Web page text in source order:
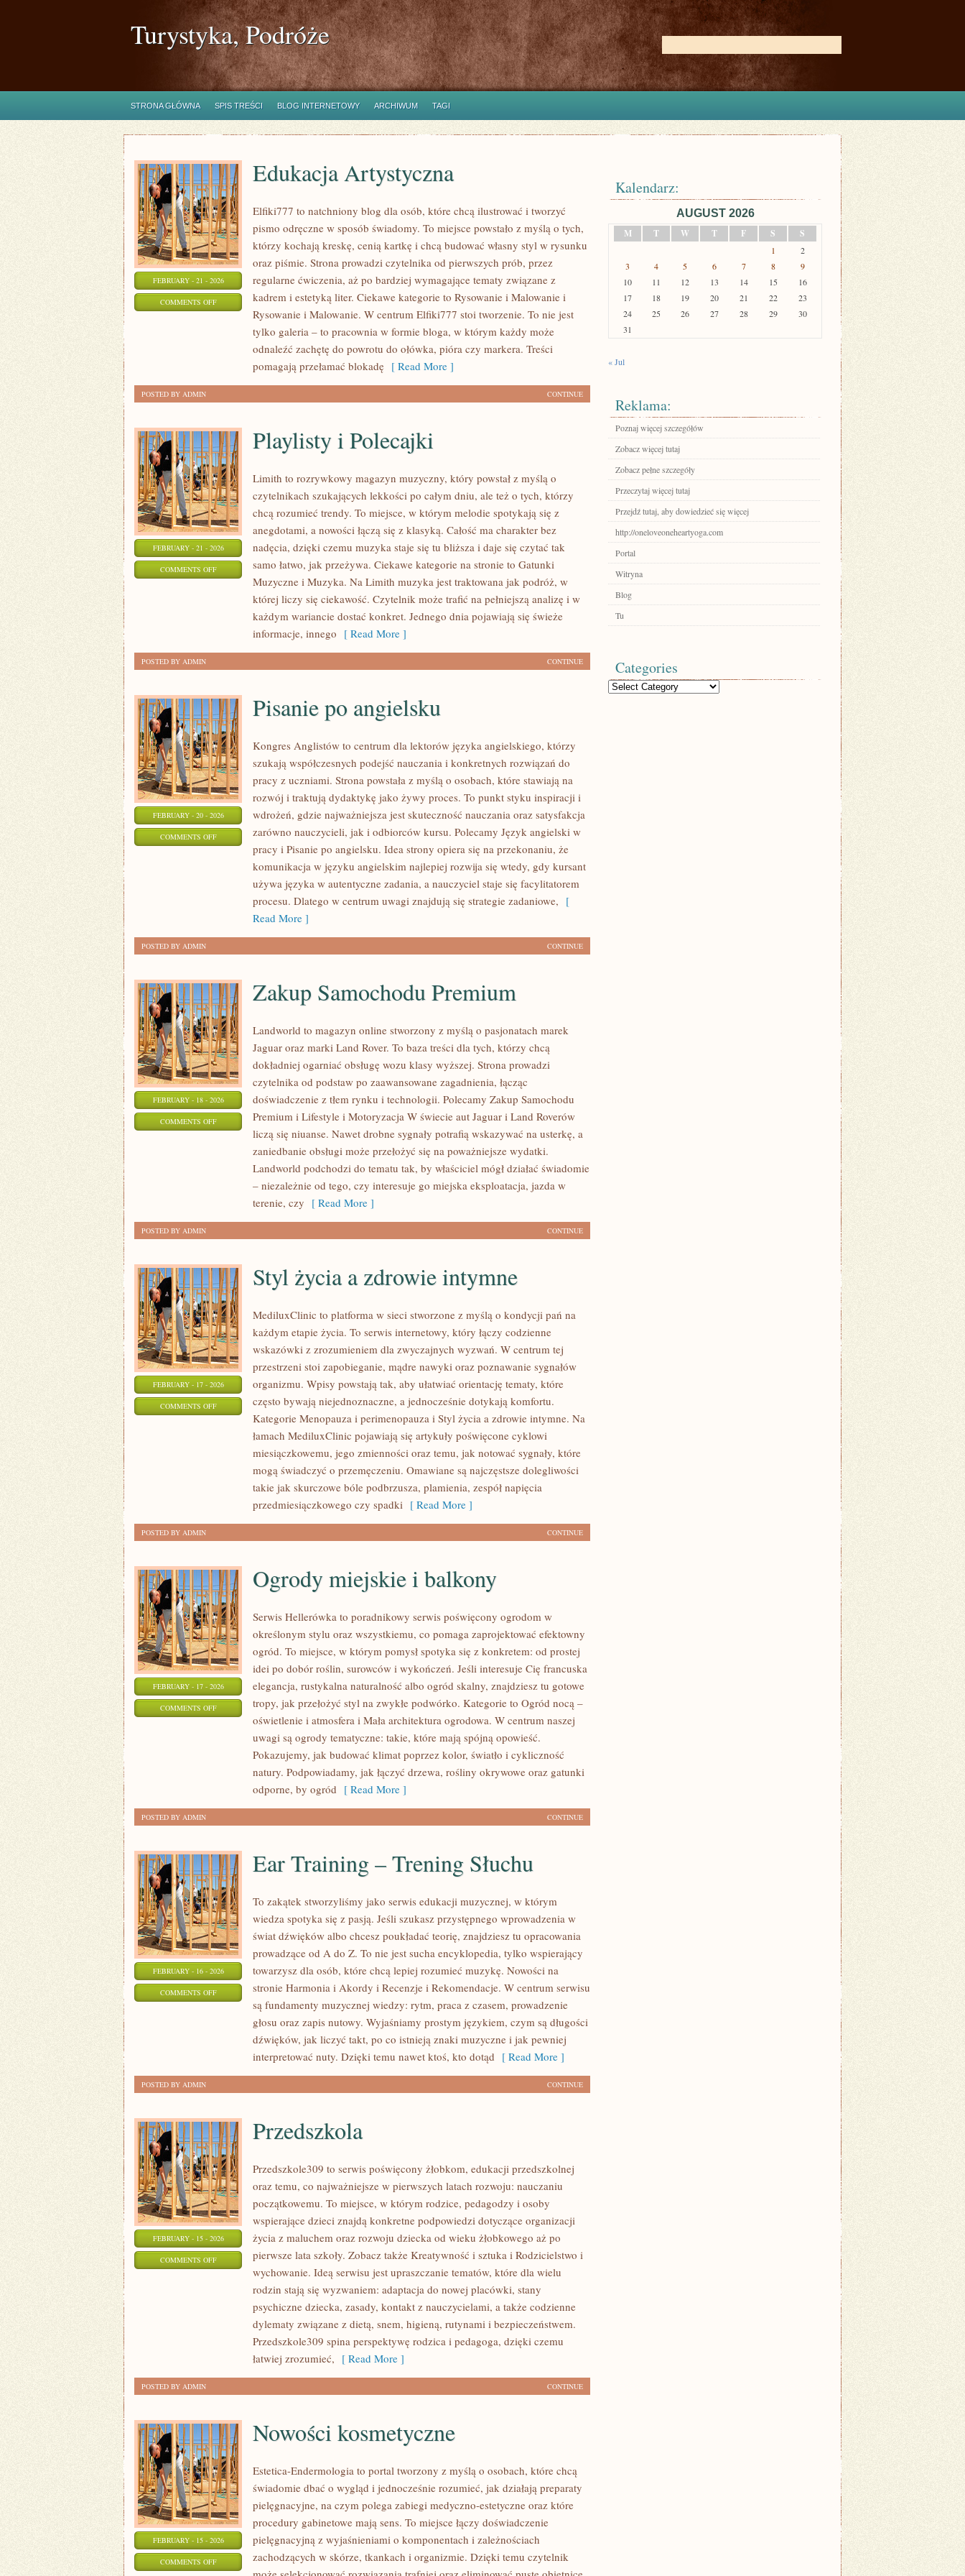
Turystyka, Podróże
STRONA GŁÓWNA SPIS TREŚCI BLOG INTERNETOWY ARCHIWUM TAGI
FEBRUARY - 21 - 2026
COMMENTS OFFON
ARTYSTYCZNA
Edukacja Artystyczna
Elfiki777 to natchniony blog dla osób, które chcą ilustrować i tworzyć
pismo odręczne w sposób świadomy. To miejsce powstało z myślą o tych,
którzy kochają kreskę, cenią kartkę i chcą budować własny styl w rysunku
oraz piśmie. Strona prowadzi czytelnika od pierwszych prób, przez
regularne ćwiczenia, aż po bardziej wymagające tematy związane z
kadrem i estetyką liter. Ciekawe kategorie to Rysowanie i Malowanie i
Rysowanie i Malowanie. W centrum Elfiki777 stoi tworzenie. To nie jest
tylko galeria – to pracownia w formie bloga, w którym każdy może
odnaleźć zachętę do powrotu do ołówka, pióra czy markera. Treści
pomagają przełamać blokadę [ Read More ]
CONTINUE
POSTED BY ADMIN
FEBRUARY - 21 - 2026
COMMENTS OFFON
PLAYLISTY
POLECAJKI
Playlisty i Polecajki
Limith to rozrywkowy magazyn muzyczny, który powstał z myślą o
czytelnikach szukających lekkości po całym dniu, ale też o tych, którzy
chcą rozumieć trendy. To miejsce, w którym melodie spotykają się z
anegdotami, a nowości łączą się z klasyką. Całość ma charakter bez
nadęcia, dzięki czemu muzyka staje się tu bliższa i daje się czytać tak
samo łatwo, jak przeżywa. Ciekawe kategorie na stronie to Gatunki
Muzyczne i Muzyka. Na Limith muzyka jest traktowana jak podróż, w
której liczy się ciekawość. Czytelnik może trafić na pełniejszą analizę i w
każdym wariancie dostać konkret. Jednego dnia pojawiają się świeże
informacje, innego [ Read More ]
CONTINUE
POSTED BY ADMIN
FEBRUARY - 20 - 2026
COMMENTS OFFON
ANGIELSKU
Pisanie po angielsku
Kongres Anglistów to centrum dla lektorów języka angielskiego, którzy
szukają współczesnych podejść nauczania i konkretnych rozwiązań do
pracy z uczniami. Strona powstała z myślą o osobach, które stawiają na
rozwój i traktują dydaktykę jako żywy proces. To punkt styku inspiracji i
wdrożeń, gdzie najważniejsza jest skuteczność nauczania oraz satysfakcja
zarówno nauczycieli, jak i odbiorców kursu. Polecamy Język angielski w
pracy i Pisanie po angielsku. Idea strony opiera się na przekonaniu, że
komunikacja w języku angielskim najlepiej rozwija się wtedy, gdy kursant
używa języka w autentyczne zadania, a nauczyciel staje się facylitatorem
procesu. Dlatego w centrum uwagi znajdują się strategie zadaniowe, [
Read More ]
CONTINUE
POSTED BY ADMIN
FEBRUARY - 18 - 2026
COMMENTS OFFON
SAMOCHODU
Zakup Samochodu Premium
Landworld to magazyn online stworzony z myślą o pasjonatach marek
Jaguar oraz marki Land Rover. To baza treści dla tych, którzy chcą
dokładniej ogarniać obsługę wozu klasy wyższej. Strona prowadzi
czytelnika od podstaw po zaawansowane zagadnienia, łącząc
doświadczenie z tłem rynku i technologii. Polecamy Zakup Samochodu
Premium i Lifestyle i Motoryzacja W świecie aut Jaguar i Land Roverów
liczą się niuanse. Nawet drobne sygnały potrafią wskazywać na usterkę, a
zaniedbanie obsługi może przełożyć się na poważniejsze wydatki.
Landworld podchodzi do tematu tak, by właściciel mógł działać świadomie
– niezależnie od tego, czy interesuje go miejska eksploatacja, jazda w
terenie, czy [ Read More ]
CONTINUE
POSTED BY ADMIN
FEBRUARY - 17 - 2026
COMMENTS OFFON
Styl życia a zdrowie intymne
MediluxClinic to platforma w sieci stworzone z myślą o kondycji pań na
każdym etapie życia. To serwis internetowy, który łączy codzienne
wskazówki z zrozumieniem dla zwyczajnych wyzwań. W centrum tej
przestrzeni stoi zapobieganie, mądre nawyki oraz poznawanie sygnałów
organizmu. Wpisy powstają tak, aby ułatwiać orientację tematy, które
często bywają niejednoznaczne, a jednocześnie dotykają komfortu.
Kategorie Menopauza i perimenopauza i Styl życia a zdrowie intymne. Na
łamach MediluxClinic pojawiają się artykuły poświęcone cyklowi
miesiączkowemu, jego zmienności oraz temu, jak notować sygnały, które
mogą świadczyć o przemęczeniu. Omawiane są najczęstsze dolegliwości
takie jak skurczowe bóle podbrzusza, plamienia, zespół napięcia
przedmiesiączkowego czy spadki [ Read More ]
CONTINUE
POSTED BY ADMIN
FEBRUARY - 17 - 2026
COMMENTS OFFON
Ogrody miejskie i balkony
Serwis Hellerówka to poradnikowy serwis poświęcony ogrodom w
określonym stylu oraz wszystkiemu, co pomaga zaprojektować efektowny
ogród. To miejsce, w którym pomysł spotyka się z konkretem: od prostej
idei po dobór roślin, surowców i wykończeń. Jeśli interesuje Cię francuska
elegancja, rustykalna naturalność albo ogród skalny, znajdziesz tu gotowe
tropy, jak przełożyć styl na zwykłe podwórko. Kategorie to Ogród nocą –
oświetlenie i atmosfera i Mała architektura ogrodowa. W centrum naszej
uwagi są ogrody tematyczne: takie, które mają spójną opowieść.
Pokazujemy, jak budować klimat poprzez kolor, światło i cykliczność
natury. Podpowiadamy, jak łączyć drzewa, rośliny okrywowe oraz gatunki
odporne, by ogród [ Read More ]
CONTINUE
POSTED BY ADMIN
FEBRUARY - 16 - 2026
COMMENTS OFFON
Ear Training – Trening Słuchu
To zakątek stworzyliśmy jako serwis edukacji muzycznej, w którym
wiedza spotyka się z pasją. Jeśli szukasz przystępnego wprowadzenia w
świat dźwięków albo chcesz poukładać teorię, znajdziesz tu opracowania
prowadzące od A do Z. To nie jest sucha encyklopedia, tylko wspierający
towarzysz dla osób, które chcą lepiej rozumieć muzykę. Nowości na
stronie Harmonia i Akordy i Recenzje i Rekomendacje. W centrum serwisu
są fundamenty muzycznej wiedzy: rytm, praca z czasem, prowadzenie
głosu oraz zapis nutowy. Wyjaśniamy prostym językiem, czym są długości
dźwięków, jak liczyć takt, po co istnieją znaki muzyczne i jak pewniej
interpretować nuty. Dzięki temu nawet ktoś, kto dotąd [ Read More ]
CONTINUE
POSTED BY ADMIN
FEBRUARY - 15 - 2026
COMMENTS OFFON
PRZEDSZKOLA
Przedszkola
Przedszkole309 to serwis poświęcony żłobkom, edukacji przedszkolnej
oraz temu, co najważniejsze w pierwszych latach rozwoju: nauczaniu
początkowemu. To miejsce, w którym rodzice, pedagodzy i osoby
wspierające dzieci znajdą konkretne podpowiedzi dotyczące organizacji
życia z maluchem oraz rozwoju dziecka od wieku żłobkowego aż po
pierwsze lata szkoły. Zobacz także Kreatywność i sztuka i Rodzicielstwo i
wychowanie. Ideą serwisu jest upraszczanie tematów, które dla wielu
rodzin stają się wyzwaniem: adaptacja do nowej placówki, stany
psychiczne dziecka, zasady, kontakt z nauczycielami, a także codzienne
dylematy związane z dietą, snem, higieną, rutynami i bezpieczeństwem.
Przedszkole309 spina perspektywę rodzica i pedagoga, dzięki czemu
łatwiej zrozumieć, [ Read More ]
CONTINUE
POSTED BY ADMIN
FEBRUARY - 15 - 2026
COMMENTS OFFON
Nowości kosmetyczne
Estetica-Endermologia to portal tworzony z myślą o osobach, które chcą
świadomie dbać o wygląd i jednocześnie rozumieć, jak działają preparaty
pielęgnacyjne, na czym polega zabiegi medyczno-estetyczne oraz które
procedury gabinetowe mają sens. To miejsce łączy doświadczenie
pielęgnacyjną z wyjaśnieniami o komponentach i zależnościach
zachodzących w skórze, tkankach i organizmie. Dzięki temu czytelnik
Kalendarz:
AUGUST 2026
M
T W T F S S
1
2
3
4 5 6 7 8
9
10
11 12 13 14 15
16
17
18 19 20 21 22
23
24
25 26 27 28 29
30
31
« Jul
Reklama:
Poznaj więcej szczegółów
Zobacz więcej tutaj
Zobacz pełne szczegóły
Przeczytaj więcej tutaj
Przejdź tutaj, aby dowiedzieć się więcej
http://oneloveoneheartyoga.com
Portal
Witryna
Blog
Tu
Categories
Categories